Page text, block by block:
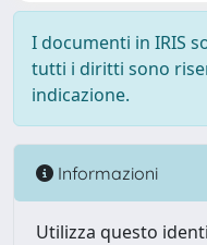
I documenti in IRIS
tutti i diritti sono
indicazione.
Informazioni
Utilizza questo